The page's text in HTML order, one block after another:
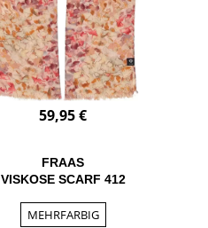
59,95 €
FRAAS
VISKOSE SCARF 412
MEHRFARBIG